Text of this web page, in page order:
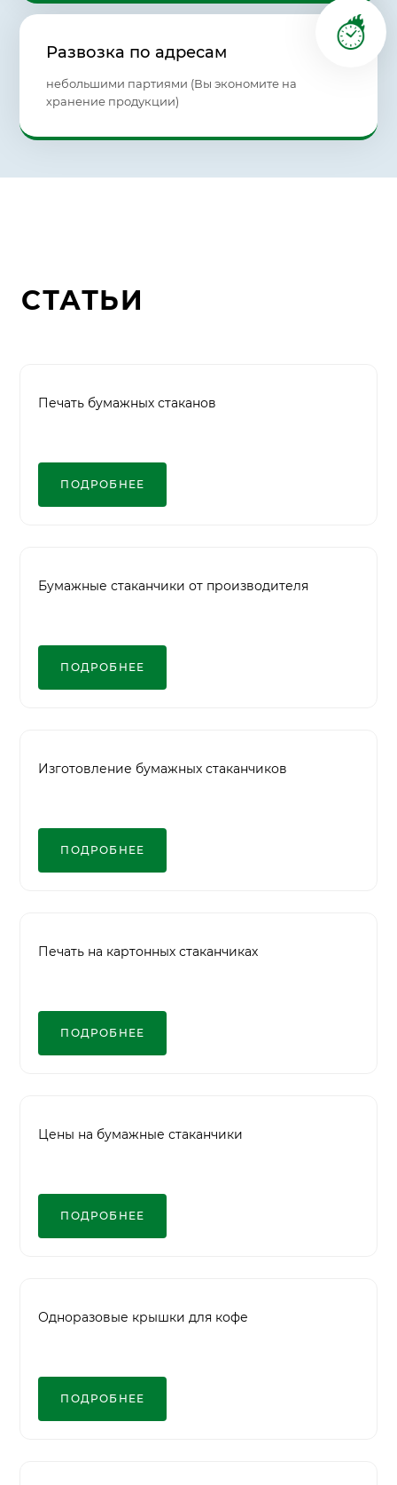
Развозка по адресам
небольшими партиями (Вы экономите на
хранение продукции)
СТАТЬИ
Печать бумажных стаканов
ПОДРОБНЕЕ
Бумажные стаканчики от производителя
ПОДРОБНЕЕ
Изготовление бумажных стаканчиков
ПОДРОБНЕЕ
Печать на картонных стаканчиках
ПОДРОБНЕЕ
Цены на бумажные стаканчики
ПОДРОБНЕЕ
Одноразовые крышки для кофе
ПОДРОБНЕЕ